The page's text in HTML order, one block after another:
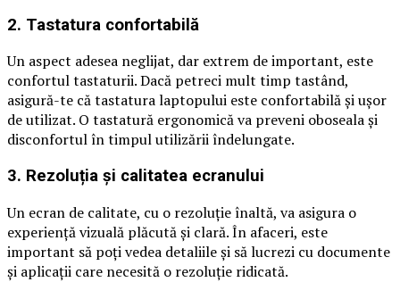
2. Tastatura confortabilă
Un aspect adesea neglijat, dar extrem de important, este
confortul tastaturii. Dacă petreci mult timp tastând,
asigură-te că tastatura laptopului este confortabilă și ușor
de utilizat. O tastatură ergonomică va preveni oboseala și
disconfortul în timpul utilizării îndelungate.
3. Rezoluția și calitatea ecranului
Un ecran de calitate, cu o rezoluție înaltă, va asigura o
experiență vizuală plăcută și clară. În afaceri, este
important să poți vedea detaliile și să lucrezi cu documente
și aplicații care necesită o rezoluție ridicată.